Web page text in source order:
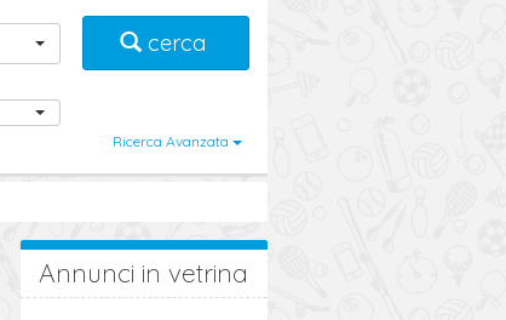
cerca
Ricerca Avanzata
Annunci in vetrina